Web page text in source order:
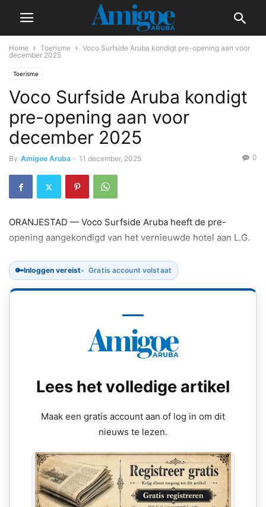
Home Toerisme
Voco Surfside Aruba kondigt pre-opening aan voor
december 2025
Toerisme
Voco Surfside Aruba kondigt
pre-opening aan voor
december 2025
By Amigoe Aruba - 11 december, 2025 0
ORANJESTAD — Voco Surfside Aruba heeft de pre-
opening aangekondigd van het vernieuwde hotel aan L.G.
🔑Inloggen vereist Gratis account volstaat
Lees het volledige artikel
Maak een gratis account aan of log in om dit
nieuws te lezen.